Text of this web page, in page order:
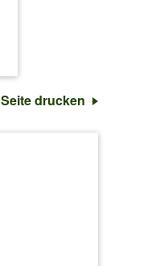
Seite drucken